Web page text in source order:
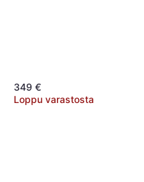
349 €
Loppu varastosta